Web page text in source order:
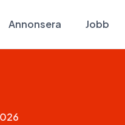
Annonsera Jobb